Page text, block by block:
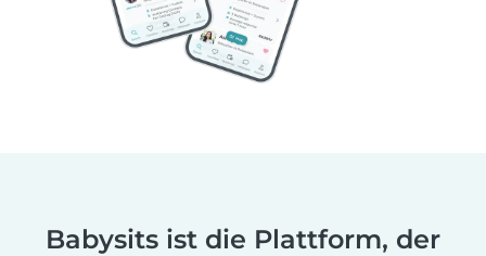
Babysits ist die Plattform, der